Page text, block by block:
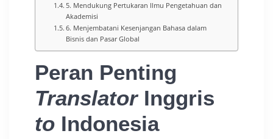
5. Mendukung Pertukaran Ilmu Pengetahuan dan
Akademisi
6. Menjembatani Kesenjangan Bahasa dalam
Bisnis dan Pasar Global
Peran Penting
TranslatorInggris
to Indonesia